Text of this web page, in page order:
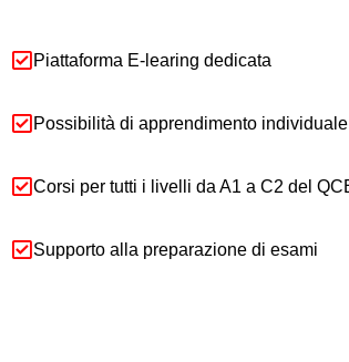
Piattaforma E-learing dedicata
Possibilità di apprendimento
Corsi per tutti i livelli da A1 a C2 del
Supporto alla preparazione di esami